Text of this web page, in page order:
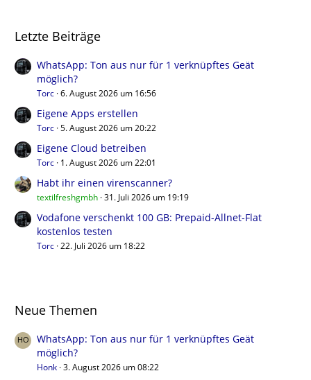
Letzte Beiträge
WhatsApp: Ton aus nur für 1 verknüpftes Geät
möglich?
Torc 6. August 2026 um 16:56
Eigene Apps erstellen
Torc 5. August 2026 um 20:22
Eigene Cloud betreiben
Torc 1. August 2026 um 22:01
Habt ihr einen virenscanner?
textilfreshgmbh 31. Juli 2026 um 19:19
Vodafone verschenkt 100 GB: Prepaid-Allnet-Flat
kostenlos testen
Torc 22. Juli 2026 um 18:22
Neue Themen
WhatsApp: Ton aus nur für 1 verknüpftes Geät
möglich?
Honk 3. August 2026 um 08:22